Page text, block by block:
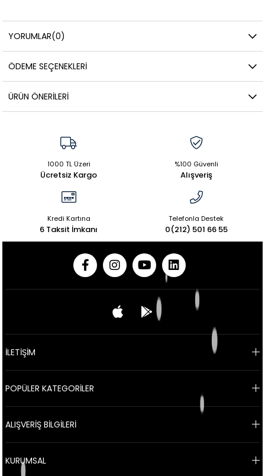
YORUMLAR(0)
ÖDEME SEÇENEKLERI
ÜRÜN ÖNERILERI
1000 TL Üzeri
Ücretsiz Kargo
%100 Güvenli
Alışveriş
Kredi Kartına
6 Taksit İmkanı
Telefonla Destek
0(212) 501 66 55
İLETİŞİM
POPÜLER KATEGORİLER
ALIŞVERİŞ BİLGİLERİ
KURUMSAL